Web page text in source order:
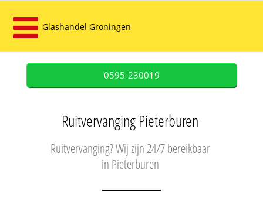
Glashandel Groningen
0595-230019
Ruitvervanging Pieterburen
Ruitvervanging? Wij zijn 24/7 bereikbaar
in Pieterburen